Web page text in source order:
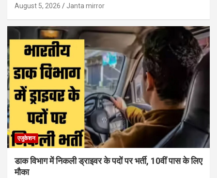
August 5, 2026 Janta mirror
एजुकेशन
डाक विभाग में निकली ड्राइवर के पदों पर भर्ती, 10वीं पास के लिए
मौका